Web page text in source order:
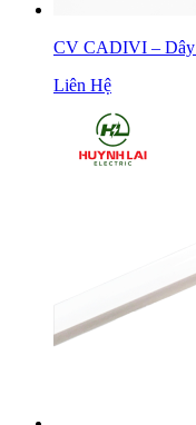
CV CADIVI –
Liên Hệ